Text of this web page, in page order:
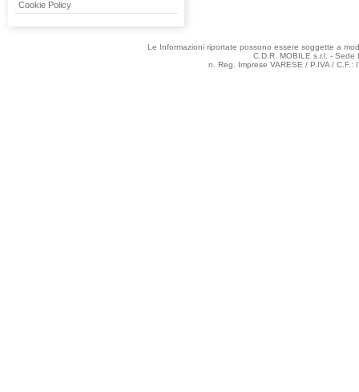
Cookie Policy
Le Informazioni riportate possono essere soggette a
C.D.R. MOBILE s.r.l. -
n. Reg. Imprese VARESE / P.IVA /